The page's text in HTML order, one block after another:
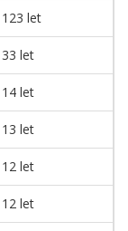
123 let
33 let
14 let
13 let
12 let
12 let